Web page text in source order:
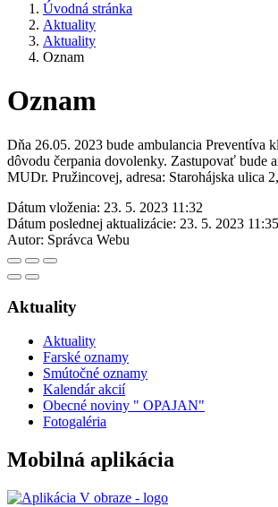
Úvodná stránka
Aktuality
Aktuality
Oznam
Oznam
Dňa 26.05. 2023 bude ambulancia Preventíva
dôvodu čerpania dovolenky. Zastupovať bude
MUDr. Pružincovej, adresa: Starohájska ulica
Dátum vloženia: 23. 5. 2023 11:32
Dátum poslednej aktualizácie: 23. 5. 2023 11:35
Autor: Správca Webu
Aktuality
Aktuality
Farské oznamy
Smútočné oznamy
Kalendár akcií
Obecné noviny " OPAJAN"
Fotogaléria
Mobilná aplikácia